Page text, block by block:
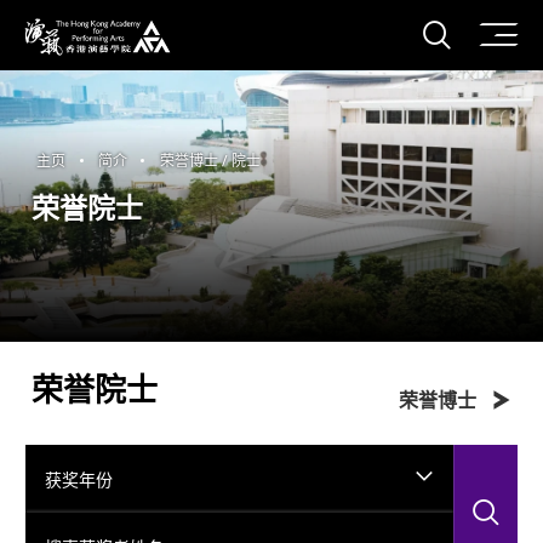
香港演艺学院
打开
主页 简介 荣誉博士 / 院士
荣誉院士
荣誉院士 荣誉博士
获奖年份